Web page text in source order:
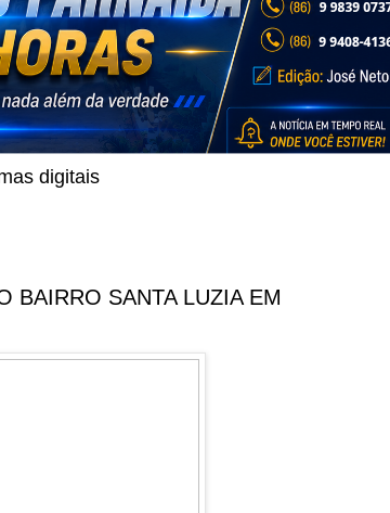
digitais
BAIRRO SANTA LUZIA EM